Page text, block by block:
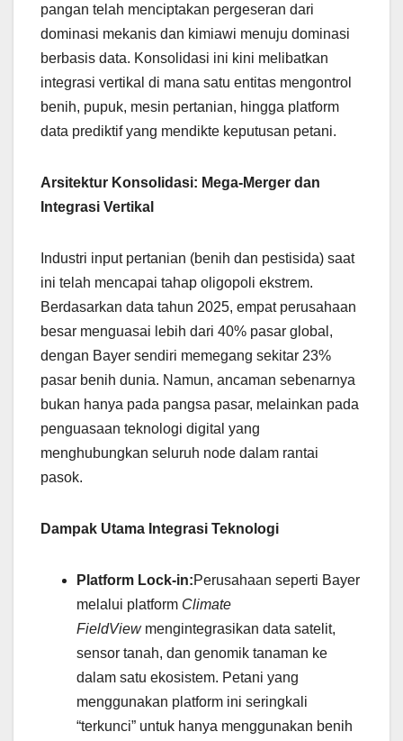
pangan telah menciptakan pergeseran dari
dominasi mekanis dan kimiawi menuju dominasi
berbasis data. Konsolidasi ini kini melibatkan
integrasi vertikal di mana satu entitas mengontrol
benih, pupuk, mesin pertanian, hingga platform
data prediktif yang mendikte keputusan petani.
Arsitektur Konsolidasi: Mega-Merger dan
Integrasi Vertikal
Industri input pertanian (benih dan pestisida) saat
ini telah mencapai tahap oligopoli ekstrem.
Berdasarkan data tahun 2025, empat perusahaan
besar menguasai lebih dari 40% pasar global,
dengan Bayer sendiri memegang sekitar 23%
pasar benih dunia. Namun, ancaman sebenarnya
bukan hanya pada pangsa pasar, melainkan pada
penguasaan teknologi digital yang
menghubungkan seluruh node dalam rantai
pasok.
Dampak Utama Integrasi Teknologi
Platform Lock-in:Perusahaan seperti Bayer
melalui platform Climate
FieldViewmengintegrasikan data satelit,
sensor tanah, dan genomik tanaman ke
dalam satu ekosistem. Petani yang
menggunakan platform ini seringkali
“terkunci” untuk hanya menggunakan benih